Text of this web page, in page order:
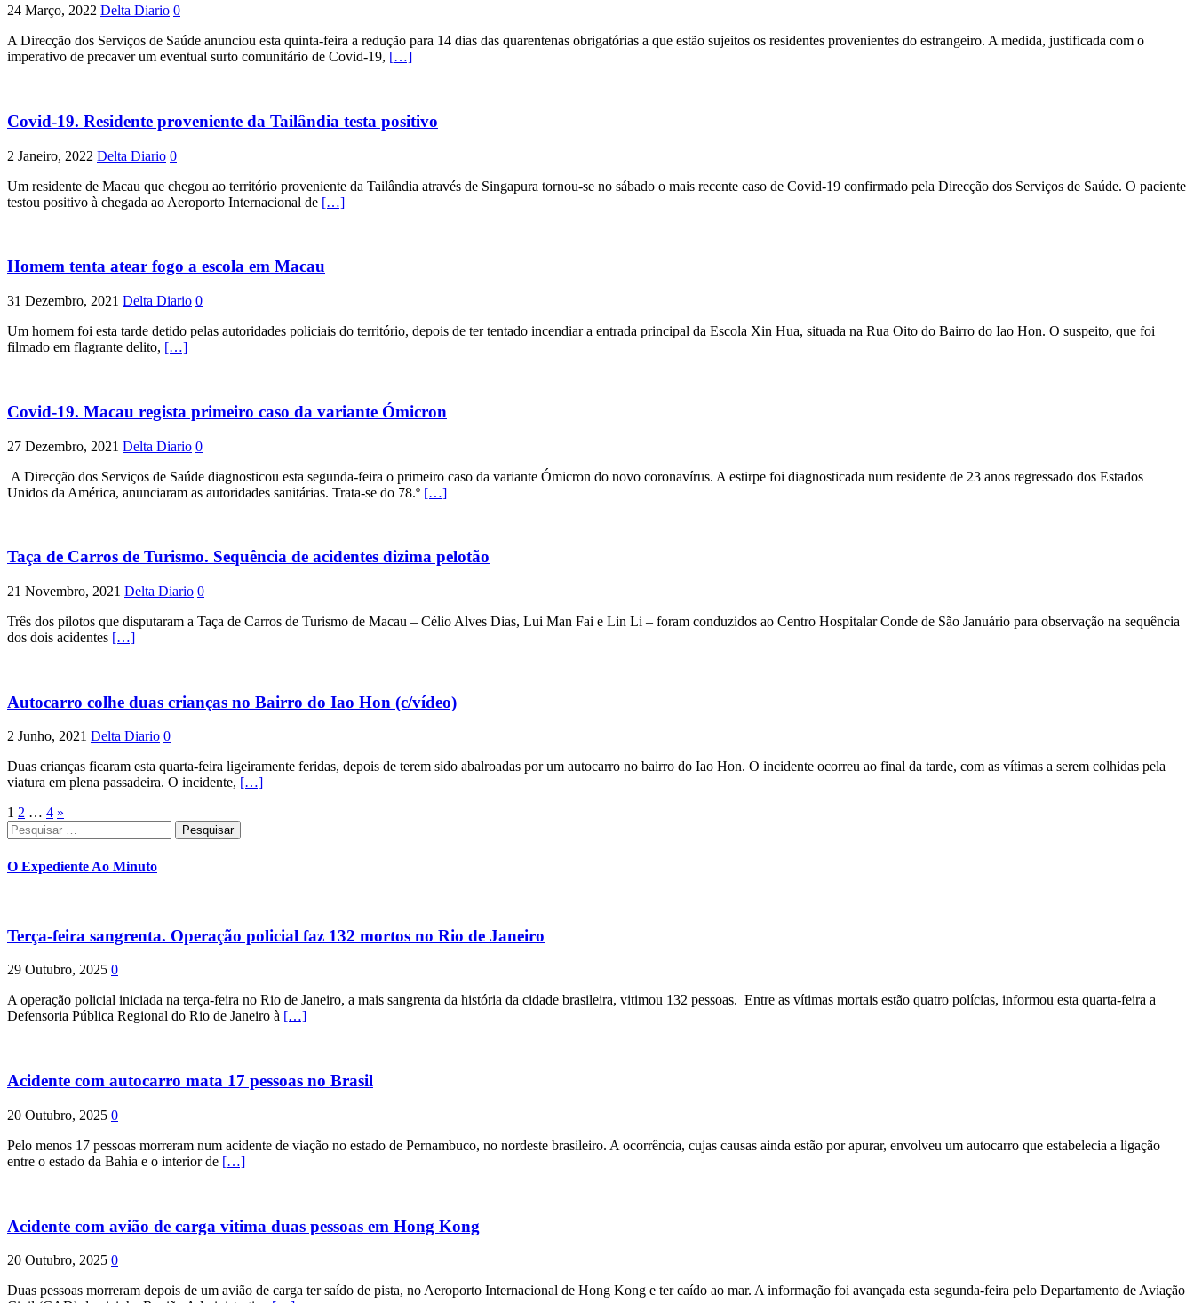
24 Março, 2022 Delta Diario 0
A Direcção dos Serviços de Saúde anunciou esta quinta-feira a redução para 14 dias das quarentenas obrigatórias a que estão sujeitos os residentes provenientes do estrangeiro. A medida, justificada com o
imperativo de precaver um eventual surto comunitário de Covid-19, […]
Covid-19. Residente proveniente da Tailândia testa positivo
2 Janeiro, 2022 Delta Diario 0
Um residente de Macau que chegou ao território proveniente da Tailândia através de Singapura tornou-se no sábado o mais recente caso de Covid-19 confirmado pela Direcção dos Serviços de Saúde. O paciente
testou positivo à chegada ao Aeroporto Internacional de […]
Homem tenta atear fogo a escola em Macau
31 Dezembro, 2021 Delta Diario 0
Um homem foi esta tarde detido pelas autoridades policiais do território, depois de ter tentado incendiar a entrada principal da Escola Xin Hua, situada na Rua Oito do Bairro do Iao Hon. O suspeito, que foi
filmado em flagrante delito, […]
Covid-19. Macau regista primeiro caso da variante Ómicron
27 Dezembro, 2021 Delta Diario 0
A Direcção dos Serviços de Saúde diagnosticou esta segunda-feira o primeiro caso da variante Ómicron do novo coronavírus. A estirpe foi diagnosticada num residente de 23 anos regressado dos Estados
Unidos da América, anunciaram as autoridades sanitárias. Trata-se do 78.º […]
Taça de Carros de Turismo. Sequência de acidentes dizima pelotão
21 Novembro, 2021 Delta Diario 0
Três dos pilotos que disputaram a Taça de Carros de Turismo de Macau – Célio Alves Dias, Lui Man Fai e Lin Li – foram conduzidos ao Centro Hospitalar Conde de São Januário para observação na sequência
dos dois acidentes […]
Autocarro colhe duas crianças no Bairro do Iao Hon (c/vídeo)
2 Junho, 2021 Delta Diario 0
Duas crianças ficaram esta quarta-feira ligeiramente feridas, depois de terem sido abalroadas por um autocarro no bairro do Iao Hon. O incidente ocorreu ao final da tarde, com as vítimas a serem colhidas pela
viatura em plena passadeira. O incidente, […]
Paginação
dos
conteúdos
1 2 … 4 »
Pesquisar
por:
O Expediente Ao Minuto
Terça-feira sangrenta. Operação policial faz 132 mortos no Rio de Janeiro
29 Outubro, 2025 0
A operação policial iniciada na terça-feira no Rio de Janeiro, a mais sangrenta da história da cidade brasileira, vitimou 132 pessoas. Entre as vítimas mortais estão quatro polícias, informou esta quarta-feira a
Defensoria Pública Regional do Rio de Janeiro à […]
Acidente com autocarro mata 17 pessoas no Brasil
20 Outubro, 2025 0
Pelo menos 17 pessoas morreram num acidente de viação no estado de Pernambuco, no nordeste brasileiro. A ocorrência, cujas causas ainda estão por apurar, envolveu um autocarro que estabelecia a ligação
entre o estado da Bahia e o interior de […]
Acidente com avião de carga vitima duas pessoas em Hong Kong
20 Outubro, 2025 0
Duas pessoas morreram depois de um avião de carga ter saído de pista, no Aeroporto Internacional de Hong Kong e ter caído ao mar. A informação foi avançada esta segunda-feira pelo Departamento de Aviação